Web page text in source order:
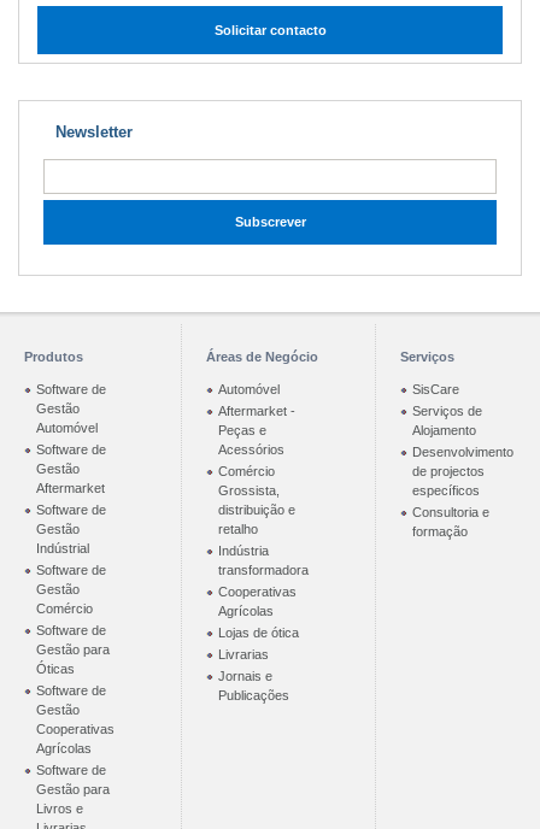
Solicitar contacto
Newsletter
Produtos
Software de
Gestão
Automóvel
Software de
Gestão
Aftermarket
Software de
Gestão
Indústrial
Software de
Gestão
Comércio
Software de
Gestão para
Óticas
Software de
Gestão
Cooperativas
Agrícolas
Software de
Gestão para
Livros e
Áreas de Negócio
Automóvel
Aftermarket -
Peças e
Acessórios
Comércio
Grossista,
distribuição e
retalho
Indústria
transformadora
Cooperativas
Agrícolas
Lojas de ótica
Livrarias
Jornais e
Publicações
Serviços
SisCare
Serviços de
Alojamento
Desenvolvimento
de projectos
específicos
Consultoria e
formação